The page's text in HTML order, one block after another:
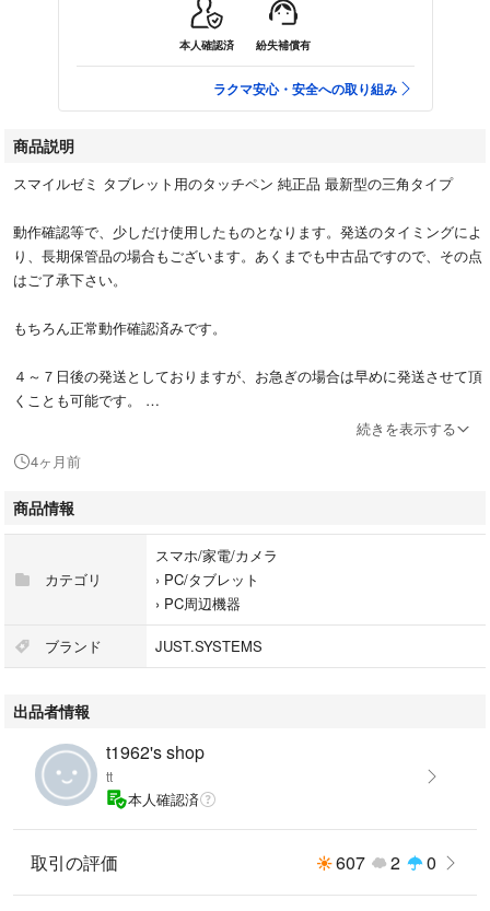
本人確認済 紛失補償有
ラクマ安心・安全への取り組み
商品説明
スマイルゼミ タブレット用のタッチペン 純正品 最新型の三角タイプ
動作確認等で、少しだけ使用したものとなります。発送のタイミングによ
り、長期保管品の場合もございます。あくまでも中古品ですので、その点
はご了承下さい。
もちろん正常動作確認済みです。
４～７日後の発送としておりますが、お急ぎの場合は早めに発送させて頂
くことも可能です。
購入申請をされた後に、お手数ですが、コメントをお願いいたします。
(気付かず期限切れになることがあるため。)
お値引きには対応できかねます。
急ぎの発送には対応いたしておりません。
続きを表示する
4ヶ月前
商品情報
カテゴリ
スマホ/家電/カメラ
› PC/タブレット
› PC周辺機器
ブランド JUST.SYSTEMS
出品者情報
t1962's shop
tt
本人確認済
取引の評価 607 2 0